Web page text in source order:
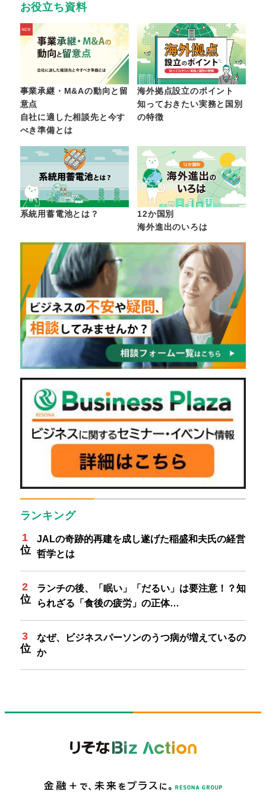
お役立ち資料
事業承継・M&Aの動向と留
意点
自社に適した相談先と今す
べき準備とは
海外拠点設立のポイント
知っておきたい実務と国別
の特徴
系統用蓄電池とは？
12か国別
海外進出のいろは
ランキング
JALの奇跡的再建を成し遂げた稲盛和夫氏の経営
哲学とは
ランチの後、「眠い」「だるい」は要注意！？知
られざる「食後の疲労」の正体…
なぜ、ビジネスパーソンのうつ病が増えているの
か